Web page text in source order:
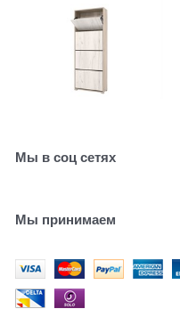
Мы в соц сетях
Мы принимаем